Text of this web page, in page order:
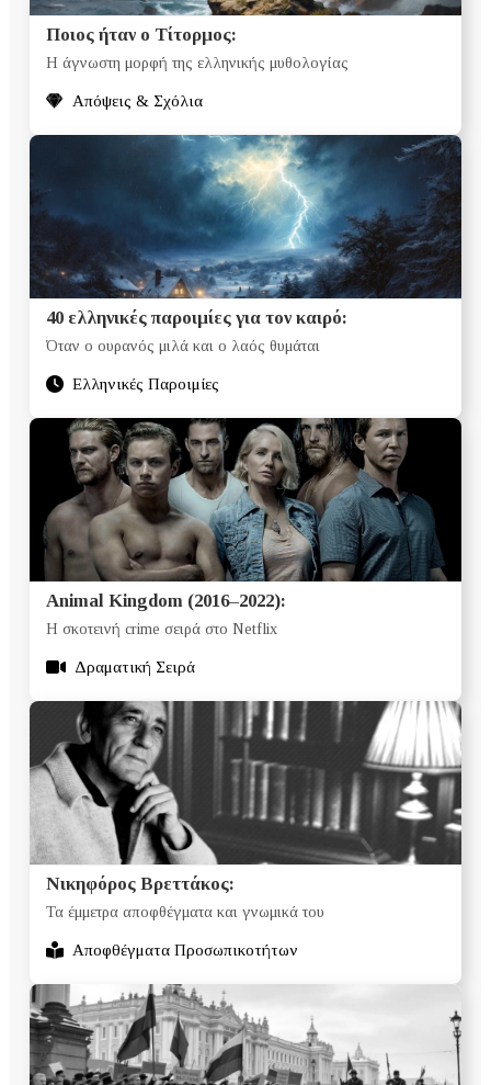
Ποιος ήταν ο Τίτορμος:
Η άγνωστη μορφή της ελληνικής μυθολογίας
Απόψεις & Σχόλια
40 ελληνικές παροιμίες για τον καιρό:
Όταν ο ουρανός μιλά και ο λαός θυμάται
Ελληνικές Παροιμίες
Animal Kingdom (2016–2022):
Η σκοτεινή crime σειρά στο Netflix
Δραματική Σειρά
Νικηφόρος Βρεττάκος:
Τα έμμετρα αποφθέγματα και γνωμικά του
Αποφθέγματα Προσωπικοτήτων